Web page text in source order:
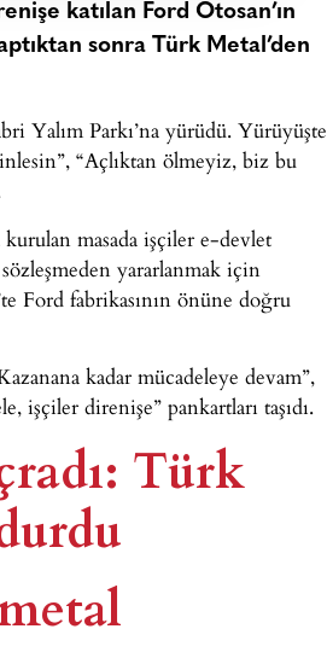
katılan Ford Otosan’ın
sonra Türk Metal’den
Yalım Parkı’na yürüdü. Yürüyüşte
“Açlıktan ölmeyiz, biz bu
masada işçiler e-devlet
yararlanmak için
Ford fabrikasının önüne doğru
kadar mücadeleye devam”,
işçiler direnişe” pankartları taşıdı.
Türk